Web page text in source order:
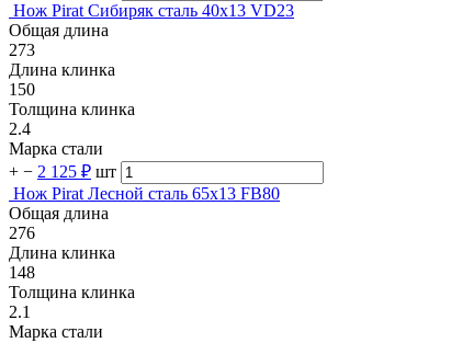
Нож Pirat Сибиряк сталь 40х13 VD23
Общая длина
273
Длина клинка
150
Толщина клинка
2.4
Марка стали
+ − 2 125 ₽ шт
Нож Pirat Лесной сталь 65х13 FB80
Общая длина
276
Длина клинка
148
Толщина клинка
2.1
Марка стали